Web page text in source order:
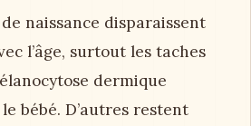
naissance disparaissent
l’âge, surtout les taches
dermique
bébé. D’autres restent